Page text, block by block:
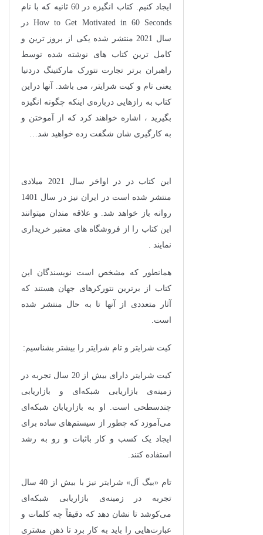
ایجاد کنیم. کتاب انگیزه در 60 ثانیه که با نام
How to Get Motivated in 60 Seconds در
سال 2021 منتشر شده یکی از بروز ترین و
کامل ترین کتاب های نوشته شده توسط
راهبران برتر تجارت نتورک مارکتینگ دردنیا
یعنی تام و کیت شرایتر، می باشد. آنها دراین
کتاب به رازهایی درباره‌ی اینکه چگونه انگیزه
بگیرید ، اشاره خواهند کرد که از آموختن و
به کارگیری شان شگفت زده خواهید شد…
این کتاب در در اواخر سال 2021 میلادی
منتشر شده است در ایران نیز در سال 1401
روانه باز خواهد شد. و علاقه مندان میتوانند
این کتاب را از فروشگاه های معتبر خریداری
نمایند .
همانطور که مشخص است نویسندگان این
کتاب از برترین نتورکرهای جهان هستند که
آثار متعددی از آنها تا به حال منتشر شده
است.
کیت شرایتر و تام شرایتر را بیشتر بشناسیم:
کیت شرایتر دارای بیش از 20 سال تجربه در
زمینه‌ی بازاریابی شبکه‌ای و بازاریابی
چندسطحی است. او به بازاریابان شبکه‌ای
می‌آموزد که چطور از سیستم‌های ساده برای
ایجاد یک کسب ‌و کار باثبات و رو به رشد
استفاده کنند.
تام «بیگ اَل» شرایتر نیز با بیش از 40 سال
تجربه در زمینه‌ی بازاریابی شبکه‌ای
می‌کوشد تا نشان دهد که دقیقاً چه کلمات و
عبارت‌هایی را باید به کار برد تا ذهن مشتری